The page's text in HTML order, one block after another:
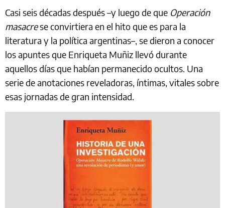
Casi seis décadas después –y luego de que Operación
masacrese convirtiera en el hito que es para la
literatura y la política argentinas–, se dieron a conocer
los apuntes que Enriqueta Muñiz llevó durante
aquellos días que habían permanecido ocultos. Una
serie de anotaciones reveladoras, íntimas, vitales sobre
esas jornadas de gran intensidad.